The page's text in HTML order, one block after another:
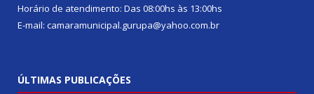
Horário de atendimento: Das 08:00hs às 13:00hs
E-mail: camaramunicipal.gurupa@yahoo.com.br
ÚLTIMAS PUBLICAÇÕES